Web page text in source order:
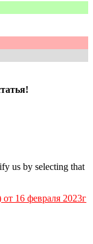
us by selecting that
16 февраля 2023г